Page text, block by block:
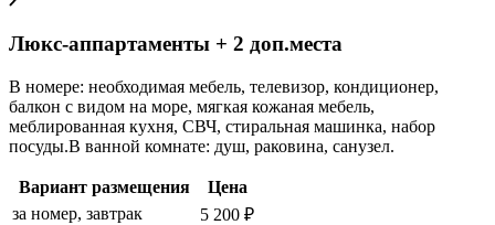
Люкс-аппартаменты + 2 доп.места
В номере: необходимая мебель, телевизор, кондиционер,
балкон с видом на море, мягкая кожаная мебель,
меблированная кухня, СВЧ, стиральная машинка, набор
посуды.В ванной комнате: душ, раковина, санузел.
Вариант размещения
Цена
за номер, завтрак
5 200 ₽